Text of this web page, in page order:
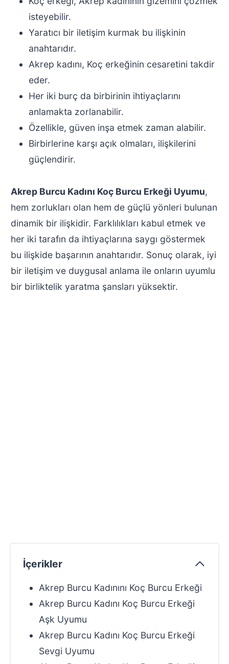
isteyebilir.
Yaratıcı bir iletişim kurmak bu ilişkinin
anahtarıdır.
Akrep kadını, Koç erkeğinin cesaretini takdir
eder.
Her iki burç da birbirinin ihtiyaçlarını
anlamakta zorlanabilir.
Özellikle, güven inşa etmek zaman alabilir.
Birbirlerine karşı açık olmaları, ilişkilerini
güçlendirir.
Akrep Burcu Kadını Koç Burcu Erkeği Uyumu,
hem zorlukları olan hem de güçlü yönleri bulunan
dinamik bir ilişkidir. Farklılıkları kabul etmek ve
her iki tarafın da ihtiyaçlarına saygı göstermek
bu ilişkide başarının anahtarıdır. Sonuç olarak, iyi
bir iletişim ve duygusal anlama ile onların uyumlu
bir birliktelik yaratma şansları yüksektir.
İçerikler
Akrep Burcu Kadınını Koç Burcu Erkeği
Akrep Burcu Kadını Koç Burcu Erkeği
Aşk Uyumu
Akrep Burcu Kadını Koç Burcu Erkeği
Sevgi Uyumu